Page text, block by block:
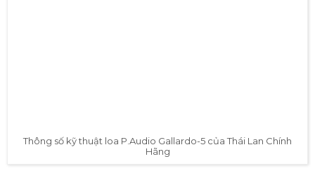
Thông số kỹ thuật loa P.Audio Gallardo-5 của Thái Lan Chính
Hãng